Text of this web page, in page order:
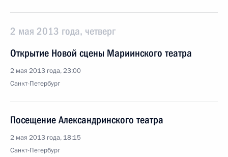
2 мая 2013 года, четверг
Открытие Новой сцены Мариинского театра
2 мая 2013 года, 23:00
Санкт-Петербург
Посещение Александринского театра
2 мая 2013 года, 18:15
Санкт-Петербург